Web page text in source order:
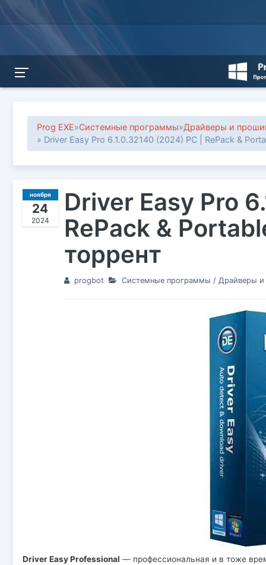
Prog EXE»Системные программы»Драйверы и
» Driver Easy Pro 6.1.0.32140 (2024) РС | RePack &
ноября
24
2024
Driver Easy Pro
RePack &
торрент
progbot Системные программы / Драйверы
Driver Easy Professional — профессиональная и в тоже